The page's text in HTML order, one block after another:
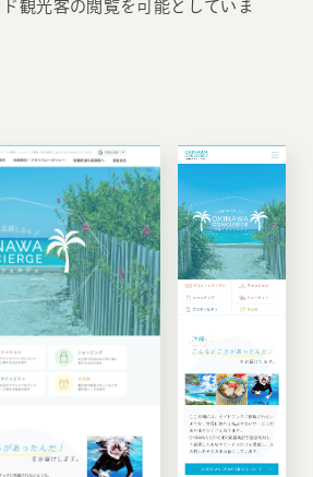
観光客の閲覧を可能としていま